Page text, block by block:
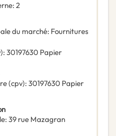
: 2
du marché: Fournitures
): 30197630 Papier
(cpv): 30197630 Papier
: 39 rue Mazagran